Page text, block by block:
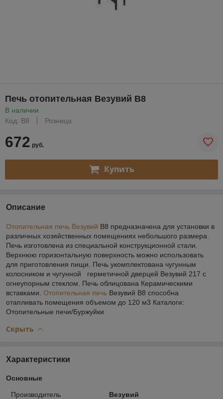
Печь отопительная Везувий В8
В наличии
Код: В8
Розница
672 руб.
Купить
Описание
Отопительная печь Везувий В8 предназначена для установки в
различных хозяйственных помещениях небольшого размера.
Печь изготовлена из специальной конструкционной стали.
Верхнюю горизонтальную поверхность можно использовать
для приготовления пищи. Печь укомплектована чугунным
колосником и чугунной герметичной дверцей Везувий 217 с
огнеупорным стеклом. Печь облицована Керамическими
вставками. Отопительная печь Везувий В8 способна
отапливать помещения объемом до 120 м3 Каталоги:
Отопительные печи/Буржуйки
Скрыть
Характеристики
Основные
Производитель Везувий